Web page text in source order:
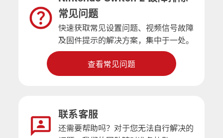
常见问题
快速获取常见设置问题、视频信号故障
及固件提示的解决方案，集中于一处。
查看常见问题
联系客服
还需要帮助吗？对于您无法自行解决的